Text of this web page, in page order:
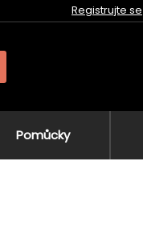
Registrujte se
Pomůcky